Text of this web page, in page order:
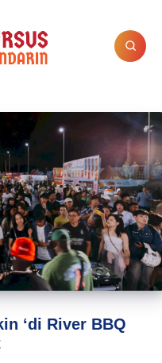
‘di River BBQ